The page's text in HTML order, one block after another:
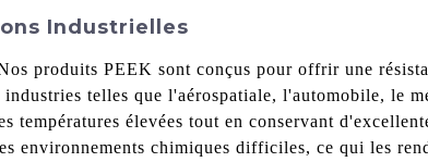
Industrielles
produits PEEK sont conçus pour offrir une
telles que l'aérospatiale, l'automobile, le
élevées tout en conservant
environnements chimiques difficiles, ce qui les